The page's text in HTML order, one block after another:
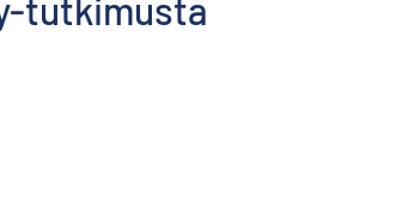
tutkimusta